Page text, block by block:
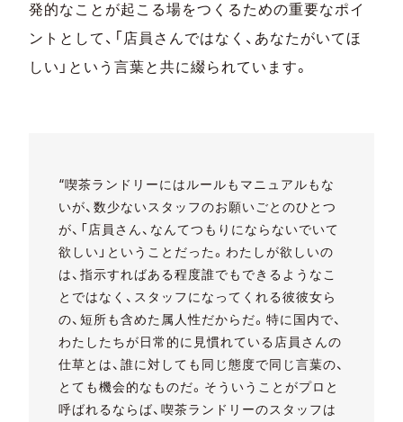
発的なことが起こる場をつくるための重要なポイ
ントとして、「店員さんではなく、あなたがいてほ
しい」という言葉と共に綴られています。
“喫茶ランドリーにはルールもマニュアルもな
いが、数少ないスタッフのお願いごとのひとつ
が、「店員さん、なんてつもりにならないでいて
欲しい」ということだった。わたしが欲しいの
は、指示すればある程度誰でもできるようなこ
とではなく、スタッフになってくれる彼彼女ら
の、短所も含めた属人性だからだ。特に国内で、
わたしたちが日常的に見慣れている店員さんの
仕草とは、誰に対しても同じ態度で同じ言葉の、
とても機会的なものだ。そういうことがプロと
呼ばれるならば、喫茶ランドリーのスタッフは